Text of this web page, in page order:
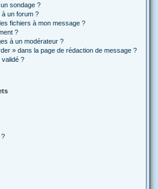
sondage ?
à un forum ?
fichiers à mon message ?
?
à un modérateur ?
» dans la page de rédaction de message ?
validé ?
?